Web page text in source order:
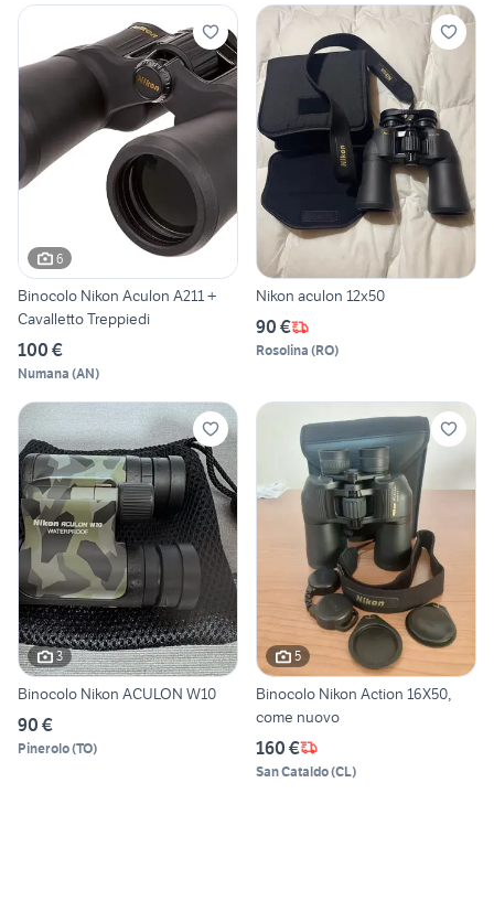
6
Binocolo Nikon Aculon A211 +
Cavalletto Treppiedi
100 €
Numana (AN)
Nikon aculon 12x50
90 €
Rosolina (RO)
3
Binocolo Nikon ACULON W10
90 €
Pinerolo(TO)
5
Binocolo Nikon Action 16X50,
come nuovo
160 €
San Cataldo(CL)